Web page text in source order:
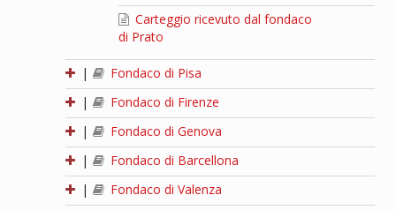
Carteggio ricevuto dal fondaco
di Prato
|
Fondaco di Pisa
|
Fondaco di Firenze
|
Fondaco di Genova
|
Fondaco di Barcellona
|
Fondaco di Valenza